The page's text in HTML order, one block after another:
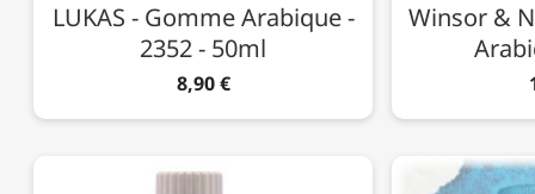
LUKAS - Gomme Arabique -
2352 - 50ml
8,90 €
Winsor &